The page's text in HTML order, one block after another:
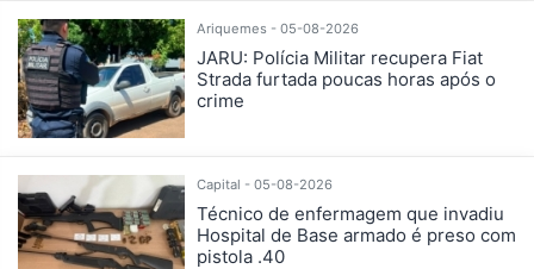
Ariquemes - 05-08-2026
JARU: Polícia Militar recupera Fiat
Strada furtada poucas horas após o
crime
Capital - 05-08-2026
Técnico de enfermagem que invadiu
Hospital de Base armado é preso com
pistola .40